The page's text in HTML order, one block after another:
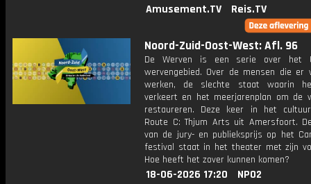
Amusement.TV
Reis.TV
Noord-Zuid-Oost-West: Afl. 96
De Werven is een serie over het
wervengebied. Over de mensen die er
werken, de slechte staat waarin
verkeert en het meerjarenplan om de
restaureren. Deze keer in het
Route C: Thjum Arts uit Amersfoort.
van de jury- en publieksprijs op het
festival staat in het theater met zijn
Hoe heeft het zover kunnen komen?
18-06-2026 17:20
NPO2